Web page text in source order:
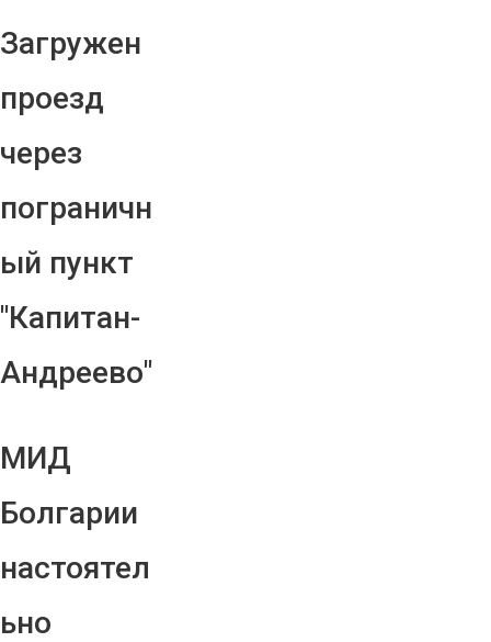
Загружен
проезд
через
пограничн
ый пункт
"Капитан-
Андреево"
МИД
Болгарии
настоятел
ьно